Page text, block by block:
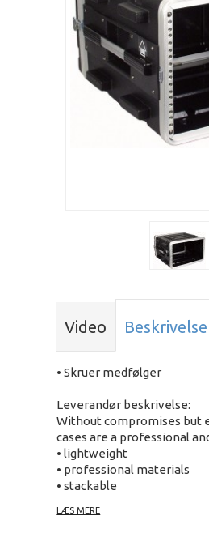
Video Beskrivelse
• Skruer medfølger
Leverandør beskrivelse:
Without compromises but
cases are a professional
• lightweight
• professional materials
• stackable
• available as 2, 4, 6, 8, 10 and
LÆS MERE